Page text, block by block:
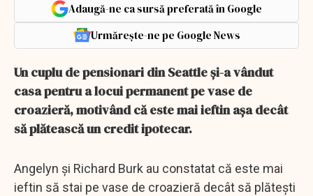
Adaugă-ne ca sursă preferată în Google
Urmărește-ne pe Google News
Un cuplu de pensionari din Seattle și-a vândut
casa pentru a locui permanent pe vase de
croazieră, motivând că este mai ieftin așa decât
să plătească un credit ipotecar.
Angelyn și Richard Burk au constatat că este mai
ieftin să stai pe vase de croazieră decât să plătești